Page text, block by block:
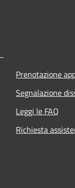
Prenotazione
Segnalazione
Leggi le FAQ
Richiesta